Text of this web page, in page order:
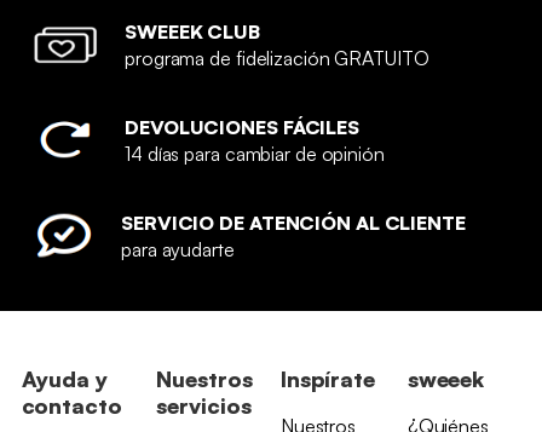
SWEEEK CLUB
programa de fidelización GRATUITO
DEVOLUCIONES FÁCILES
14 días para cambiar de opinión
SERVICIO DE ATENCIÓN AL CLIENTE
para ayudarte
Ayuda y
contacto
Nuestros
servicios
Inspírate
Nuestros
sweeek
¿Quiénes